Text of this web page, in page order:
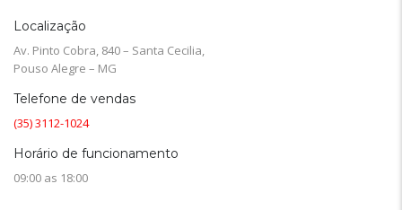
Localização
Av. Pinto Cobra, 840 – Santa Cecilia,
Pouso Alegre – MG
Telefone de vendas
(35) 3112-1024
Horário de funcionamento
09:00 as 18:00